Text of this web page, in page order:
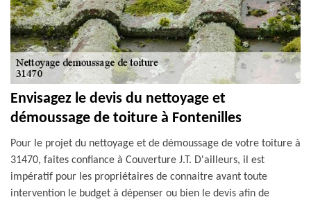
Envisagez le devis du nettoyage et
démoussage de toiture à Fontenilles
Pour le projet du nettoyage et de démoussage de votre toiture à
31470, faites confiance à Couverture J.T. D'ailleurs, il est
impératif pour les propriétaires de connaitre avant toute
intervention le budget à dépenser ou bien le devis afin de